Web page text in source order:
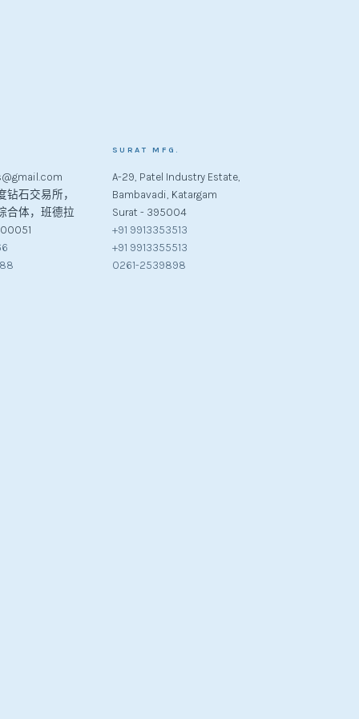
钻石交易所，
合体，班德拉
SURAT MFG.
A-29, Patel Industry Estate,
Bambavadi, Katargam
Surat - 395004
+91 9913353513
+91 9913355513
0261-2539898